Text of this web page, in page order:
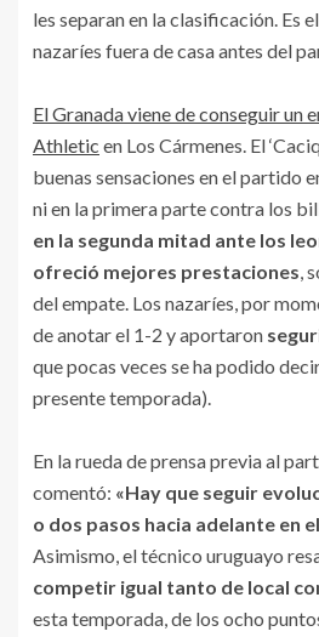
les separan en la clasificación. Es
nazaríes fuera de casa antes del
El Granada viene de conseguir un
Athletic en Los Cármenes. El
buenas sensaciones en el partido
ni en la primera parte contra los
en la segunda mitad ante los
ofreció mejores prestaciones,
del empate. Los nazaríes, por
de anotar el 1-2 y aportaron
que pocas veces se ha podido
presente temporada).
En la rueda de prensa previa al
comentó: «Hay que seguir
o dos pasos hacia adelante en
Asimismo, el técnico uruguayo
competir igual tanto de local
esta temporada, de los ocho